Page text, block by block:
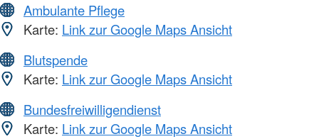
Ambulante Pflege
Karte: Link zur Google Maps Ansicht
Blutspende
Karte: Link zur Google Maps Ansicht
Bundesfreiwilligendienst
Karte: Link zur Google Maps Ansicht